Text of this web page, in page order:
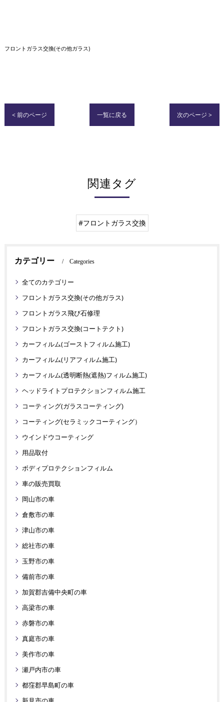
フロントガラス交換(その他ガラス)
< 前のページ 一覧に戻る 次のページ >
関連タグ
#フロントガラス交換
カテゴリー Categories
全てのカテゴリー
フロントガラス交換(その他ガラス)
フロントガラス飛び石修理
フロントガラス交換(コートテクト)
カーフィルム(ゴーストフィルム施工)
カーフィルム(リアフィルム施工)
カーフィルム(透明断熱(遮熱)フィルム施工)
ヘッドライトプロテクションフィルム施工
コーティング(ガラスコーティング)
コーティング(セラミックコーティング）
ウインドウコーティング
用品取付
ボディプロテクションフィルム
車の販売買取
岡山市の車
倉敷市の車
津山市の車
総社市の車
玉野市の車
備前市の車
加賀郡吉備中央町の車
高梁市の車
赤磐市の車
真庭市の車
美作市の車
瀬戸内市の車
都窪郡早島町の車